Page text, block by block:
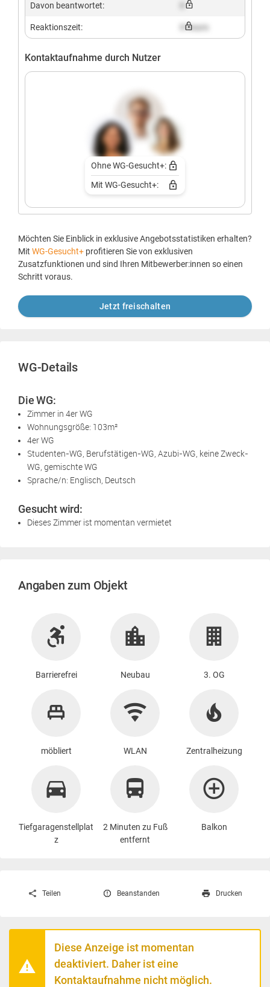
Davon beantwortet:
Reaktionszeit: X hours
Kontaktaufnahme durch Nutzer
Ohne WG-Gesucht+:
Mit WG-Gesucht+:
Möchten Sie Einblick in exklusive Angebotsstatistiken erhalten?
Mit WG-Gesucht+ profitieren Sie von exklusiven
Zusatzfunktionen und sind Ihren Mitbewerber:innen so einen
Schritt voraus.
Jetzt freischalten
WG-Details
Die WG:
Zimmer in 4er WG
Wohnungsgröße: 103m²
4er WG
Studenten-WG, Berufstätigen-WG, Azubi-WG, keine Zweck-
WG, gemischte WG
Sprache/n: Englisch, Deutsch
Gesucht wird:
Dieses Zimmer ist momentan vermietet
Angaben zum Objekt
Barrierefrei Neubau 3. OG
möbliert WLAN Zentralheizung
Tiefgaragenstellplat
z
2 Minuten zu Fuß
entfernt
Balkon
Teilen Beanstanden Drucken
Diese Anzeige ist momentan
deaktiviert. Daher ist eine
Kontaktaufnahme nicht möglich.